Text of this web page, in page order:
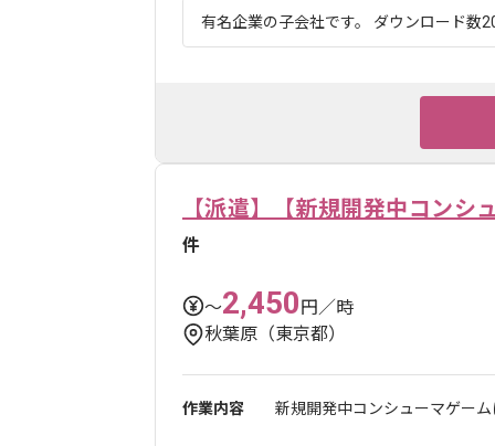
有名企業の子会社です。 ダウンロード数
【派遣】【新規開発中コンシ
件
〜2,450円／時
秋葉原（東京都）
作業内容 新規開発中コンシューマゲー